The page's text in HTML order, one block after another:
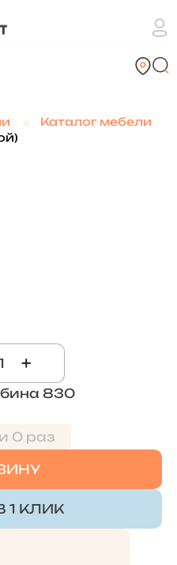
Каталог мебели
+
830
0 раз
1 КЛИК